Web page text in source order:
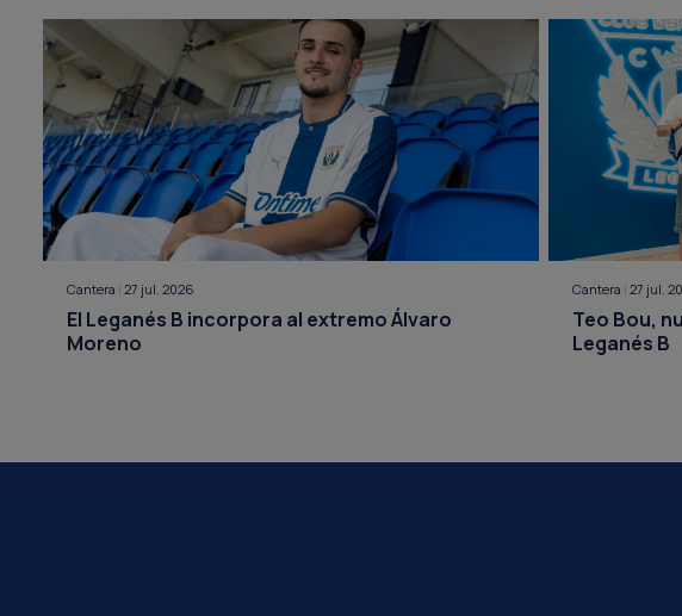
Cantera | 27 jul. 2026
El Leganés B incorpora al extremo Álvaro
Moreno
Cantera | 27 jul.
Teo Bou,
Leganés B